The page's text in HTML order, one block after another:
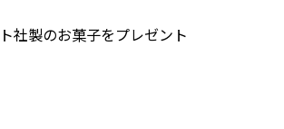
社製のお菓子をプレゼント